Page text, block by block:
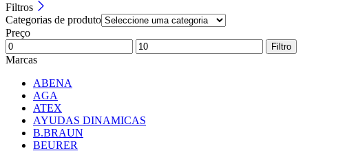
Filtros
Categorias de produto
Preço
Filtro
Marcas
ABENA
AGA
ATEX
AYUDAS DINAMICAS
B.BRAUN
BEURER